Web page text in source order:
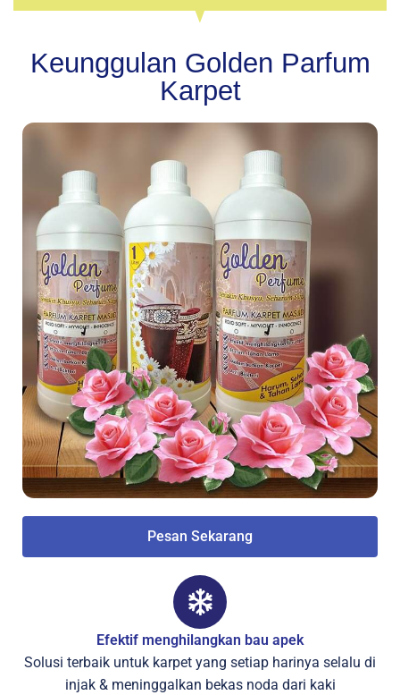
Keunggulan Golden Parfum
Karpet
Pesan Sekarang
Efektif menghilangkan bau apek
Solusi terbaik untuk karpet yang setiap harinya selalu di
injak & meninggalkan bekas noda dari kaki